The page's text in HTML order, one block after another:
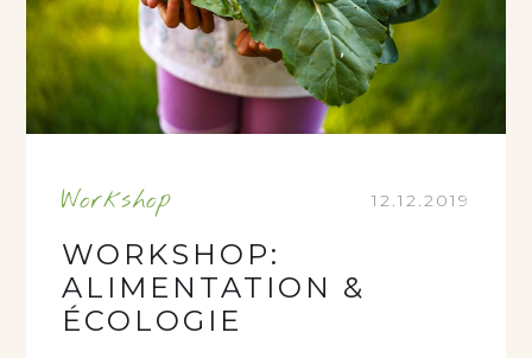
Workshop 12.12.2019
WORKSHOP:
ALIMENTATION &
ÉCOLOGIE